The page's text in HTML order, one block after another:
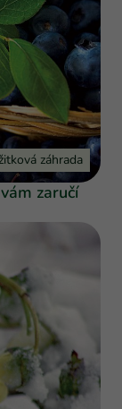
záhrada
zaručí